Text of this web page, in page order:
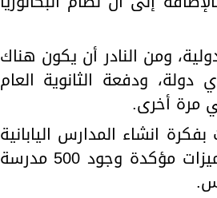
ومن النادر أن يكون هناك
ودفعة الثانوية العام
مرة أخرى.
انشاء المدارس اليابانية
مؤكدة أنها فكرة رائعة وجاده جدا وتجربة لها كل المميزات مؤكدة وجود 500 مدرسة